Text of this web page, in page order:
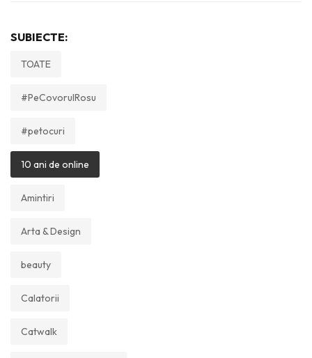
SUBIECTE:
TOATE
#PeCovorulRosu
#petocuri
10 ani de online
Amintiri
Arta & Design
beauty
Calatorii
Catwalk